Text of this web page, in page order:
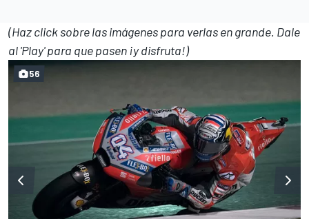
(Haz click sobre las imágenes para verlas en grande. Dale
al 'Play' para que pasen ¡y disfruta!)
56